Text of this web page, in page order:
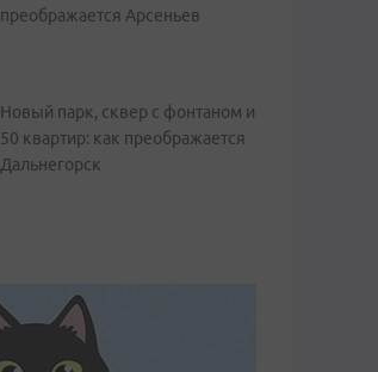
преображается Арсеньев
Новый парк, сквер с фонтаном и
50 квартир: как преображается
Дальнегорск